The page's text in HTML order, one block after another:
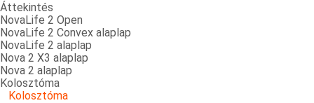
Áttekintés
NovaLife 2 Open
NovaLife 2 Convex alaplap
NovaLife 2 alaplap
Nova 2 X3 alaplap
Nova 2 alaplap
Kolosztóma
Kolosztóma